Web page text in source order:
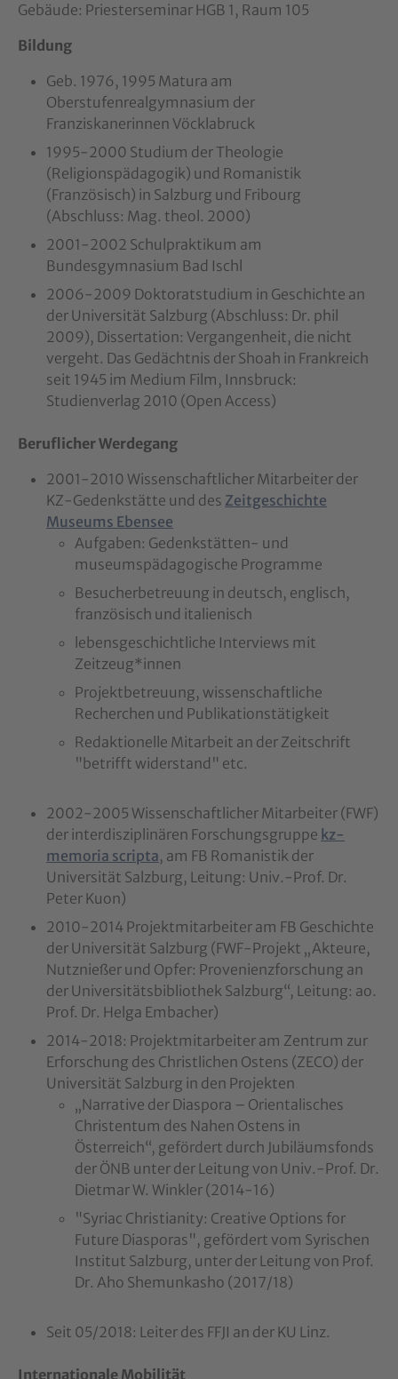
Gebäude: Priesterseminar HGB 1, Raum 105
Bildung
Geb. 1976, 1995 Matura am
Oberstufenrealgymnasium der
Franziskanerinnen Vöcklabruck
1995-2000 Studium der Theologie
(Religionspädagogik) und Romanistik
(Französisch) in Salzburg und Fribourg
(Abschluss: Mag. theol. 2000)
2001-2002 Schulpraktikum am
Bundesgymnasium Bad Ischl
2006-2009 Doktoratstudium in Geschichte an
der Universität Salzburg (Abschluss: Dr. phil
2009), Dissertation: Vergangenheit, die nicht
vergeht. Das Gedächtnis der Shoah in Frankreich
seit 1945 im Medium Film, Innsbruck:
Studienverlag 2010 (Open Access)
Beruflicher Werdegang
2001-2010 Wissenschaftlicher Mitarbeiter der
KZ-Gedenkstätte und des Zeitgeschichte
Museums Ebensee
Aufgaben: Gedenkstätten- und
museumspädagogische Programme
Besucherbetreuung in deutsch, englisch,
französisch und italienisch
lebensgeschichtliche Interviews mit
Zeitzeug*innen
Projektbetreuung, wissenschaftliche
Recherchen und Publikationstätigkeit
Redaktionelle Mitarbeit an der Zeitschrift
"betrifft widerstand" etc.
2002-2005 Wissenschaftlicher Mitarbeiter (FWF)
der interdisziplinären Forschungsgruppe kz-
memoria scripta, am FB Romanistik der
Universität Salzburg, Leitung: Univ.-Prof. Dr.
Peter Kuon)
2010-2014 Projektmitarbeiter am FB Geschichte
der Universität Salzburg (FWF-Projekt „Akteure,
Nutznießer und Opfer: Provenienzforschung an
der Universitätsbibliothek Salzburg“, Leitung: ao.
Prof. Dr. Helga Embacher)
2014-2018: Projektmitarbeiter am Zentrum zur
Erforschung des Christlichen Ostens (ZECO) der
Universität Salzburg in den Projekten
„Narrative der Diaspora – Orientalisches
Christentum des Nahen Ostens in
Österreich“, gefördert durch Jubiläumsfonds
der ÖNB unter der Leitung von Univ.-Prof. Dr.
Dietmar W. Winkler (2014-16)
"Syriac Christianity: Creative Options for
Future Diasporas", gefördert vom Syrischen
Institut Salzburg, unter der Leitung von Prof.
Dr. Aho Shemunkasho (2017/18)
Seit 05/2018: Leiter des FFJI an der KU Linz.
Internationale Mobilität